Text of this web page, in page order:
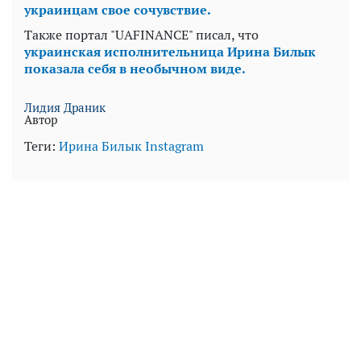
украинцам свое сочувствие.
Также портал "UAFINANCE" писал, что
украинская исполнительница Ирина Билык
показала себя в необычном виде.
Лидия Драник
Автор
Теги: Ирина БилыкInstagram